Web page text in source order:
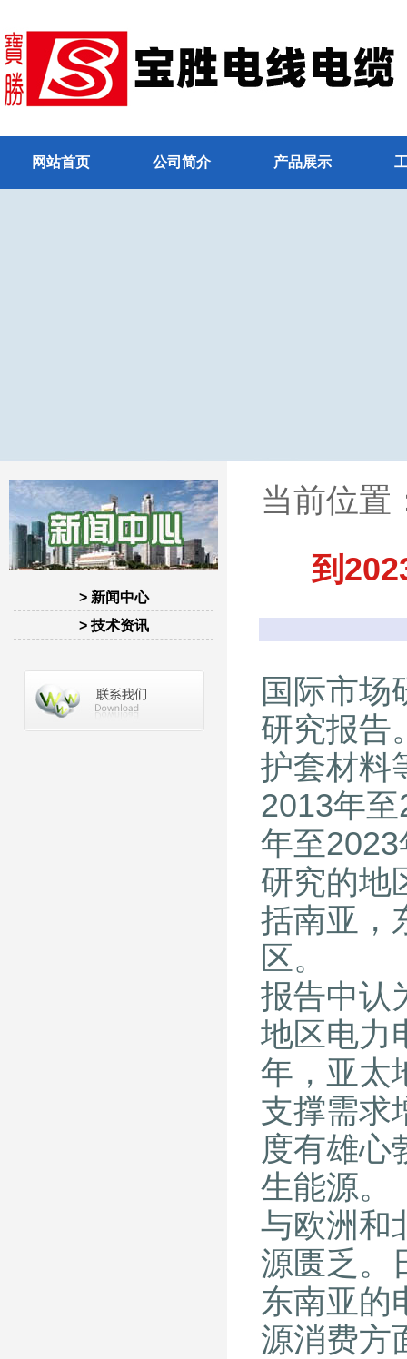
网站首页 公司简介 产品展示
> 新闻中心
> 技术资讯
当前位置
到
国际市场
研究报告
护套材料
2013年
年至2023
研究的地
括南亚，
区。
报告中认
地区电力
年，亚太
支撑需求
度有雄心
生能源。
与欧洲和
源匮乏。
东南亚的
源消费方